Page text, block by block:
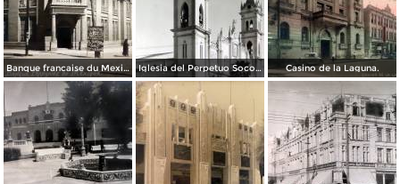
Banque francaise du Mexique. Iglesia del Perpetuo Socorro. Casino de la Laguna.